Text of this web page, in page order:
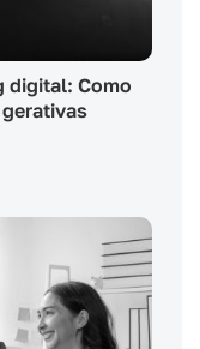
digital: Como